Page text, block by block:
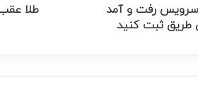
سرویس رفت و آمد
طریق ثبت کنید
خرداد